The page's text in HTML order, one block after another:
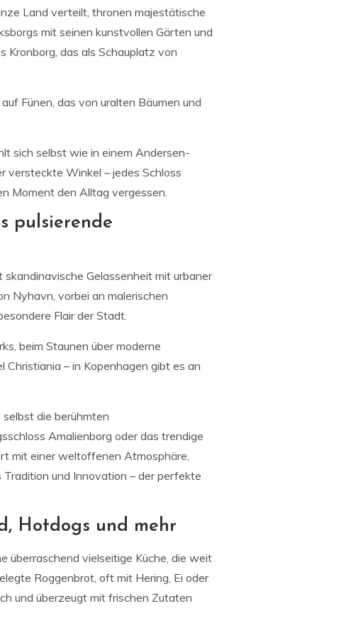
Land verteilt, thronen majestätische
mit seinen kunstvollen Gärten und
Kronborg, das als Schauplatz von
Fünen, das von uralten Bäumen und
sich selbst wie in einem Andersen-
versteckte Winkel – jedes Schloss
Moment den Alltag vergessen.
pulsierende
Gelassenheit mit urbaner
Nyhavn, vorbei an malerischen
Flair der Stadt.
beim Staunen über moderne
– in Kopenhagen gibt es an
die berühmten
Amalienborg oder das trendige
mit einer weltoffenen Atmosphäre,
und Innovation – der perfekte
Hotdogs und mehr
überraschend vielseitige Küche, die weit
Roggenbrot, oft mit Hering, Ei oder
und überzeugt mit frischen Zutaten